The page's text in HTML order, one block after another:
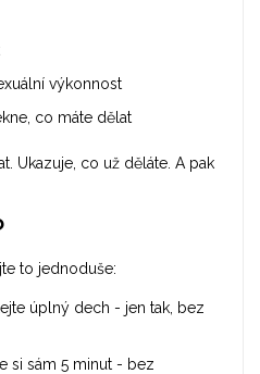
výkonnost
co máte dělat
Ukazuje, co už děláte. A pak
to jednoduše:
úplný dech - jen tak, bez
si sám 5 minut - bez